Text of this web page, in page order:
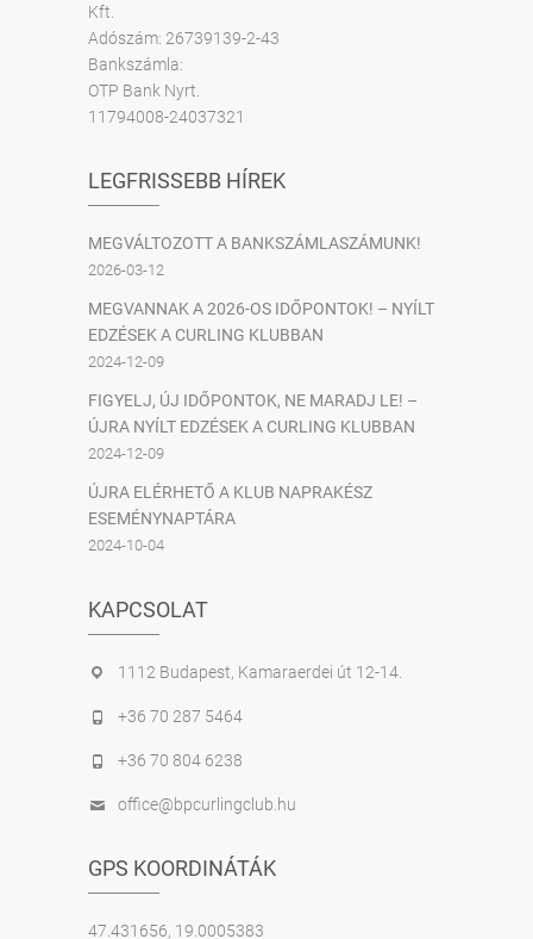
Kft.
Adószám: 26739139-2-43
Bankszámla:
OTP Bank Nyrt.
11794008-24037321
LEGFRISSEBB HÍREK
MEGVÁLTOZOTT A BANKSZÁMLASZÁMUNK!
2026-03-12
MEGVANNAK A 2026-OS IDŐPONTOK! – NYÍLT
EDZÉSEK A CURLING KLUBBAN
2024-12-09
FIGYELJ, ÚJ IDŐPONTOK, NE MARADJ LE! –
ÚJRA NYÍLT EDZÉSEK A CURLING KLUBBAN
2024-12-09
ÚJRA ELÉRHETŐ A KLUB NAPRAKÉSZ
ESEMÉNYNAPTÁRA
2024-10-04
KAPCSOLAT
1112 Budapest, Kamaraerdei út 12-14.
+36 70 287 5464
+36 70 804 6238
office@bpcurlingclub.hu
GPS KOORDINÁTÁK
47.431656, 19.0005383